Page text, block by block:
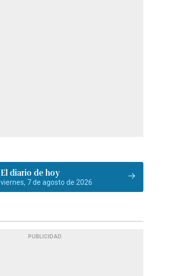
El diario de hoy
viernes, 7 de agosto de 2026
PUBLICIDAD